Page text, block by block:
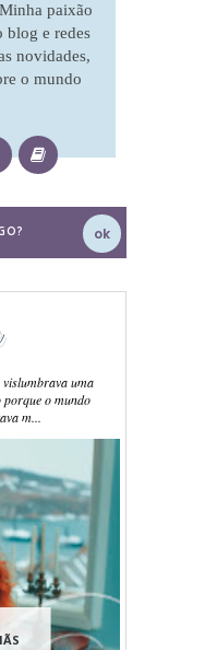
paixão
blog e redes
novidades,
o mundo
uma
o mundo
m...